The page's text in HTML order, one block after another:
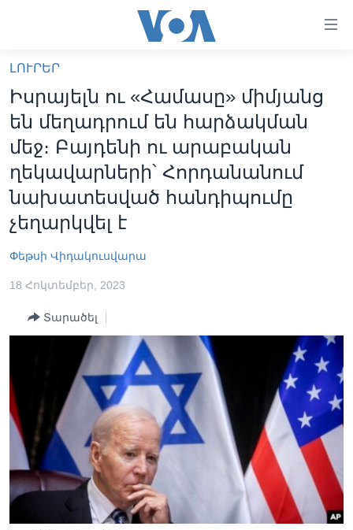
հիմնական
բովանդակությանը
անցնել
հիմնական
բովանդակությանը
հիմնական
բովանդակություն
ԼՈՒՐԵՐ
ՍՓՅՈՒՌՔ
ՏԵՍԱՆՅՈՒԹԵՐ
ՖԻԼՄԵՐ
ՖԻԼՄԵՐ
IN ENGLISH
ՄԵՐ ՄԱՍԻՆ
ՄԵՐ ՄԱՍԻՆ
«ԱՄԵՐԻԿԱՅԻ ՁԱՅՆ»-Ի ԿԱՆՈՆԱԴՐՈՒԹՅՈՒՆ
ԿԱՊ ՄԵԶ ՀԵՏ
ՈՒԿՐԱԻՆԱԿԱՆ ՊԱՏԵՐԱԶՄ
Learning English
ՀԵՏԵՒԵՔ ՄԵԶ
Լեզուներ
ԼՈՒՐԵՐ
Իսրայելն ու «Համասը» միմյանց
են մեղադրում են հարձակման
մեջ։ Բայդենի ու արաբական
ղեկավարների՝ Հորդանանում
նախատեսված հանդիպումը
չեղարկվել է
Փեթսի Վիդակուսվարա
18 Հոկտեմբեր, 2023
Տարածել